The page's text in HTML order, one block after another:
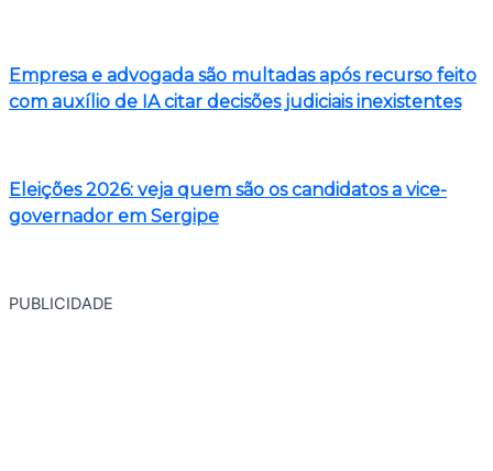
Empresa e advogada são multadas após recurso feito
com auxílio de IA citar decisões judiciais inexistentes
Eleições 2026: veja quem são os candidatos a vice-
governador em Sergipe
PUBLICIDADE